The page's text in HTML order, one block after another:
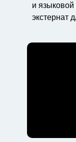
и
экстернат